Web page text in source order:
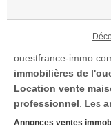
ouestfrance-
immobilières de
Location vente
professionnel . Les
Annonces ventes